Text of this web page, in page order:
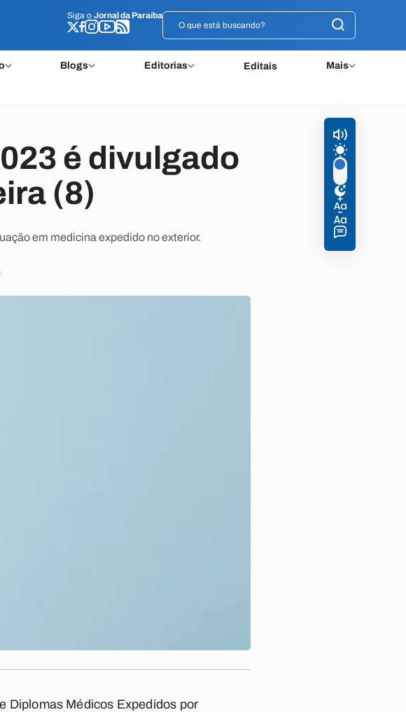
Siga o Jornal da Paraíba
Blogs Editorias Editais Mais
Siga o Jornal da Paraíba
é divulgado
(8)
em medicina expedido no exterior.
Diplomas Médicos Expedidos por